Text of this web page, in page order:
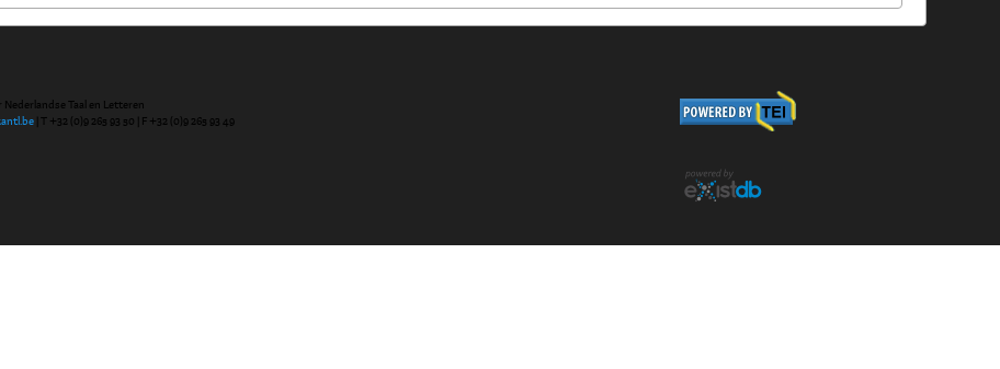
Nederlandse Taal en Letteren
| T +32 (0)9 265 93 50 | F +32 (0)9 265 93 49